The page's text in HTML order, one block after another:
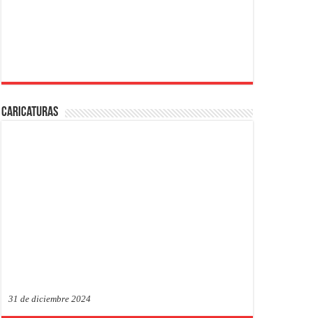
Caricaturas
31 de diciembre 2024